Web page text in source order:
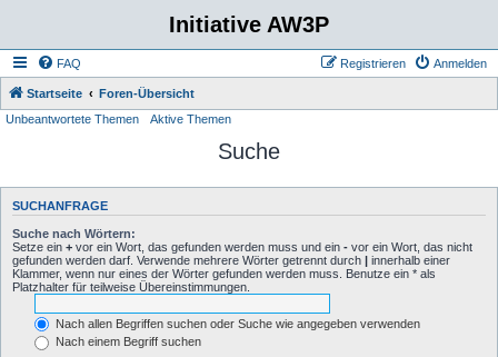
Initiative AW3P
FAQ Anmelden
Registrieren
Startseite
Foren-Übersicht
Unbeantwortete Themen
Aktive Themen
Suche
SUCHANFRAGE
Suche nach Wörtern:
Setze ein + vor ein Wort, das gefunden werden muss und ein - vor ein Wort, das nicht
gefunden werden darf. Verwende mehrere Wörter getrennt durch | innerhalb einer
Klammer, wenn nur eines der Wörter gefunden werden muss. Benutze ein * als
Platzhalter für teilweise Übereinstimmungen.
Nach allen Begriffen suchen oder Suche wie angegeben verwenden
Nach einem Begriff suchen